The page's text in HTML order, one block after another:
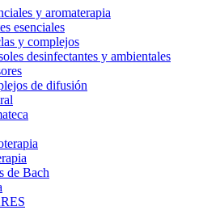
y aromaterapia
esenciales
y complejos
desinfectantes y ambientales
de difusión
de Bach